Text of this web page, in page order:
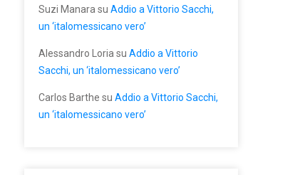
Suzi Manara su Addio a Vittorio Sacchi,
un ‘italomessicano vero’
Alessandro Loria su Addio a Vittorio
Sacchi, un ‘italomessicano vero’
Carlos Barthe su Addio a Vittorio Sacchi,
un ‘italomessicano vero’